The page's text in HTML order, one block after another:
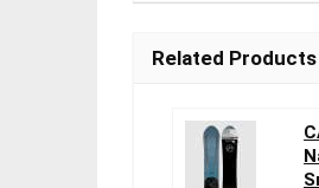
Related Products